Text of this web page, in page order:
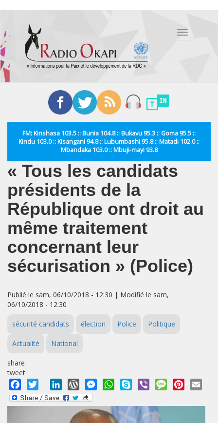
contenu
principal
Toggle
FM: Kinshasa 103.5 :: Bunia 104.8 :: Bukavu 95.3 :: Goma 95.5 ::
Kindu 103.0 :: Kisangani 94.8 :: Lubumbashi 95.8 :: Matadi 102.0 ::
Mbandaka 103.0 :: Mbuji-mayi 93.8
« Tous les candidats
présidents de la
République ont droit au
même traitement
concernant leur
sécurisation » (Police)
Publié le sam, 06/10/2018 - 12:30 | Modifié le sam,
06/10/2018 - 12:30
sécurité candidats élection Police Politique
Actualité National
share
tweet
Facebook
Twitter LinkedInWordPressMessengerWhatsApp
Skype Viber MessagePinterest